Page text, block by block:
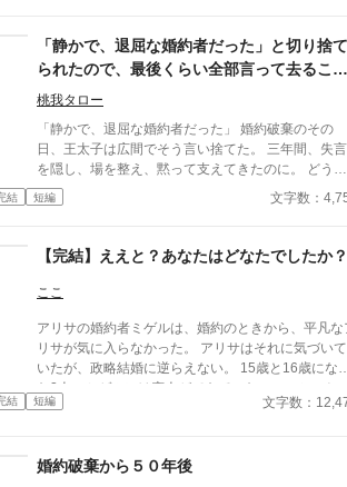
「静かで、退屈な婚約者だった」と切り捨て
られたので、最後くらい全部言って去ること
にしました
桃我タロー
「静かで、退屈な婚約者だった」 婚約破棄のその
日、王太子は広間でそう言い捨てた。 三年間、失言
を隠し、場を整え、黙って支えてきたのに。 どうや
ら私に必要だったのは婚約者ではなく、“便利な人”
いう役割だけだったらしい。 しかも隣には、つい三
て――。 ならばもう、黙っている理由はない。 これ
は、最後まで笑って終わるつもりだった令嬢が、自
の声を取り戻す話。
結 短編 文字数：
【完結】ええと？あなたはどなたでしたか？
ここ
アリサの婚約者ミゲルは、婚約のときから、平凡な
リサが気に入らなかった。 アリサはそれに気づいて
いたが、政略結婚に逆らえない。 15歳と16歳になっ
た2人。ミゲルには恋人ができていた。マーシャとい
う綺麗な令嬢だ。邪魔なアリサにこわい思いをさせ
結 短編 文字数：
婚約破棄から５０年後